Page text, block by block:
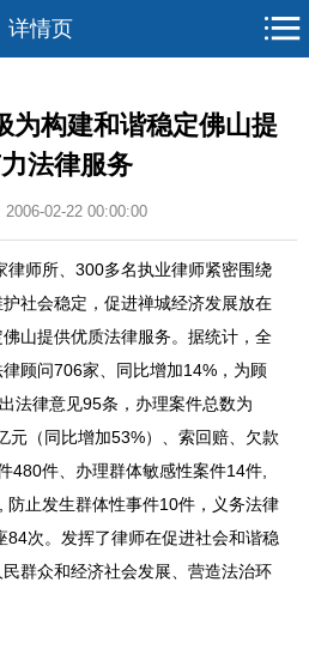
详情页
为构建和谐稳定佛山提
法律服务
2006-02-22 00:00:00
师所、300多名执业律师紧密围绕
社会稳定，促进禅城经济发展放在
山提供优质法律服务。据统计，全
顾问706家、同比增加14%，为顾
法律意见95条，办理案件总数为
元（同比增加53%）、索回赔、欠款
480件、办理群体敏感性案件14件,
防止发生群体性事件10件，义务法律
84次。发挥了律师在促进社会和谐稳
群众和经济社会发展、营造法治环